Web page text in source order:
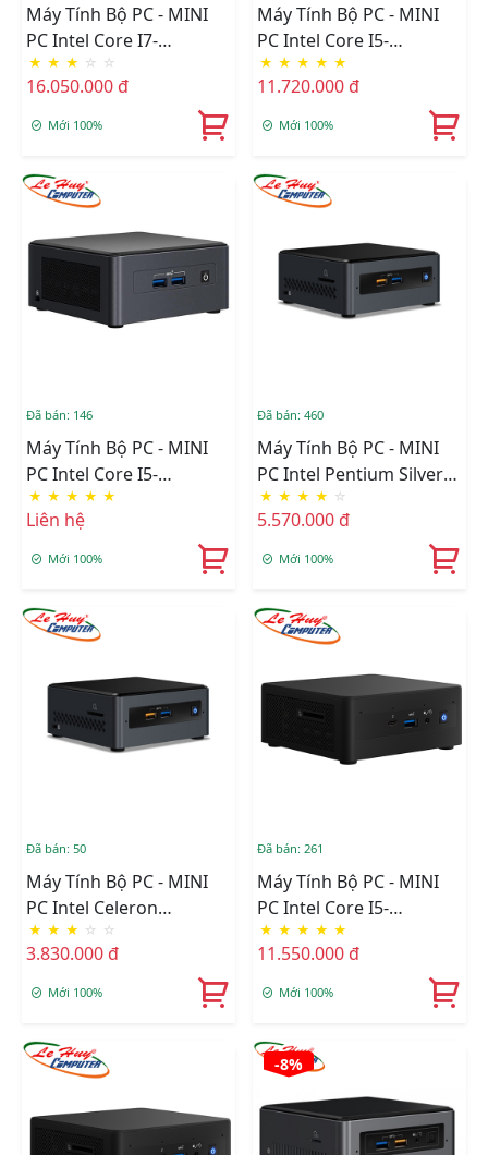
Máy Tính Bộ PC - MINI
PC Intel Core I7-
1165G7/Intel Iris Xe
Graphics/Wifi 6 +
Bluetooth/Ram Option/
(RNUC11PAHi70000)
★ ★ ★ ☆ ☆
16.050.000 đ
Mới 100%
Máy Tính Bộ PC - MINI
PC Intel Core I5-
1135G7/Intel Iris Xe
Graphics/Wifi 6 +
Bluetooth/Ram Option/
(BNUC11TNHI50000)
★ ★ ★ ★ ★
11.720.000 đ
Mới 100%
Đã bán: 146
Máy Tính Bộ PC - MINI
PC Intel Core I5-
1135G7/Intel Iris Xe
Graphics/Wifi +
Bluetooth/Ram Option/
(BNUC11TNHI50Z00)
★ ★ ★ ★ ★
Liên hệ
Mới 100%
Đã bán: 460
Máy Tính Bộ PC - MINI
PC Intel Pentium Silver
J5005/Intel UHD
Graphics 605/Ram
Option/Ổ Cứng
Option/Wifi/Bluetooth
(NUC7PJYHN2)
★ ★ ★ ★ ☆
5.570.000 đ
Mới 100%
Đã bán: 50
Máy Tính Bộ PC - MINI
PC Intel Celeron
J4005/Intel UHD
Graphics 600/Ram
Option/Ổ Cứng Option
★ ★ ★ ☆ ☆
3.830.000 đ
Mới 100%
Đã bán: 261
Máy Tính Bộ PC - MINI
PC Intel Core I5-
1135G7/Intel Iris Xe
Graphics/Ram Option/Ổ
Cứng Option/Dos
★ ★ ★ ★ ★
11.550.000 đ
Mới 100%
-8%